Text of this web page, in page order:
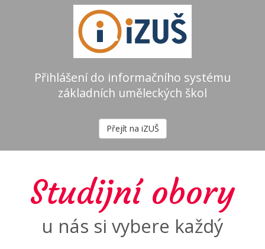
Přihlášení do informačního systému
základních uměleckých škol
Přejít na iZUŠ
Studijní obory
u nás si vybere každý